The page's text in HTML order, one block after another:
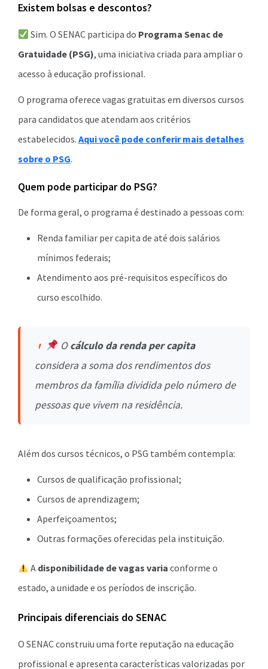
Existem bolsas e descontos?
Sim. O SENAC participa do Programa Senac de
Gratuidade (PSG), uma iniciativa criada para ampliar o
acesso à educação profissional.
O programa oferece vagas gratuitas em diversos cursos
para candidatos que atendam aos critérios
estabelecidos. Aqui você pode conferir mais detalhes
sobre o PSG.
Quem pode participar do PSG?
De forma geral, o programa é destinado a pessoas com:
Renda familiar per capita de até dois salários
mínimos federais;
Atendimento aos pré-requisitos específicos do
curso escolhido.
Ocálculo da renda per capita
considera a soma dos rendimentos dos
membros da família dividida pelo número de
pessoas que vivem na residência.
Além dos cursos técnicos, o PSG também contempla:
Cursos de qualificação profissional;
Cursos de aprendizagem;
Aperfeiçoamentos;
Outras formações oferecidas pela instituição.
A disponibilidade de vagas varia conforme o
estado, a unidade e os períodos de inscrição.
Principais diferenciais do SENAC
O SENAC construiu uma forte reputação na educação
profissional e apresenta características valorizadas por